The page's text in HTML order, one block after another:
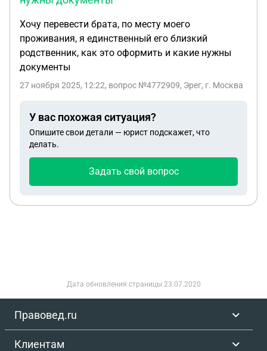
Хочу перевести брата, по месту моего
проживания, я единственный его близкий
родственник, как это оформить и какие нужны
документы
27 ноября 2025, 12:22, вопрос №4772909, Эрег, г. Москва
У вас похожая ситуация?
Опишите свои детали — юрист подскажет, что
делать.
Задать свой вопрос
Дата обновления страницы 23.07.2020
Правовед.ru
Клиентам